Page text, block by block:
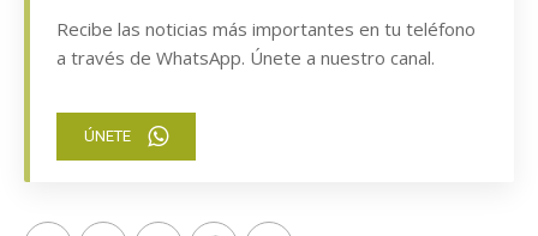
Recibe las noticias más importantes en tu teléfono
a través de WhatsApp. Únete a nuestro canal.
ÚNETE